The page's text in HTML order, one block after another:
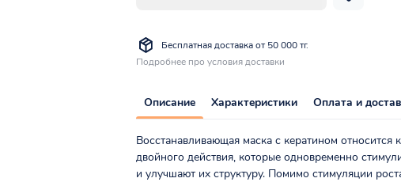
Бесплатная доставка от 50 000 тг.
Подробнее про условия доставки
Описание Характеристики Оплата и
Восстанавливающая маска с кератином относится
двойного действия, которые одновременно
и улучшают их структуру. Помимо стимуляции